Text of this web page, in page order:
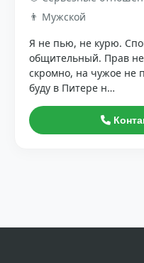
👨 Мужской
Я не пью, не курю.
общительный. Прав
скромно, на чужое не
буду в Питере н…